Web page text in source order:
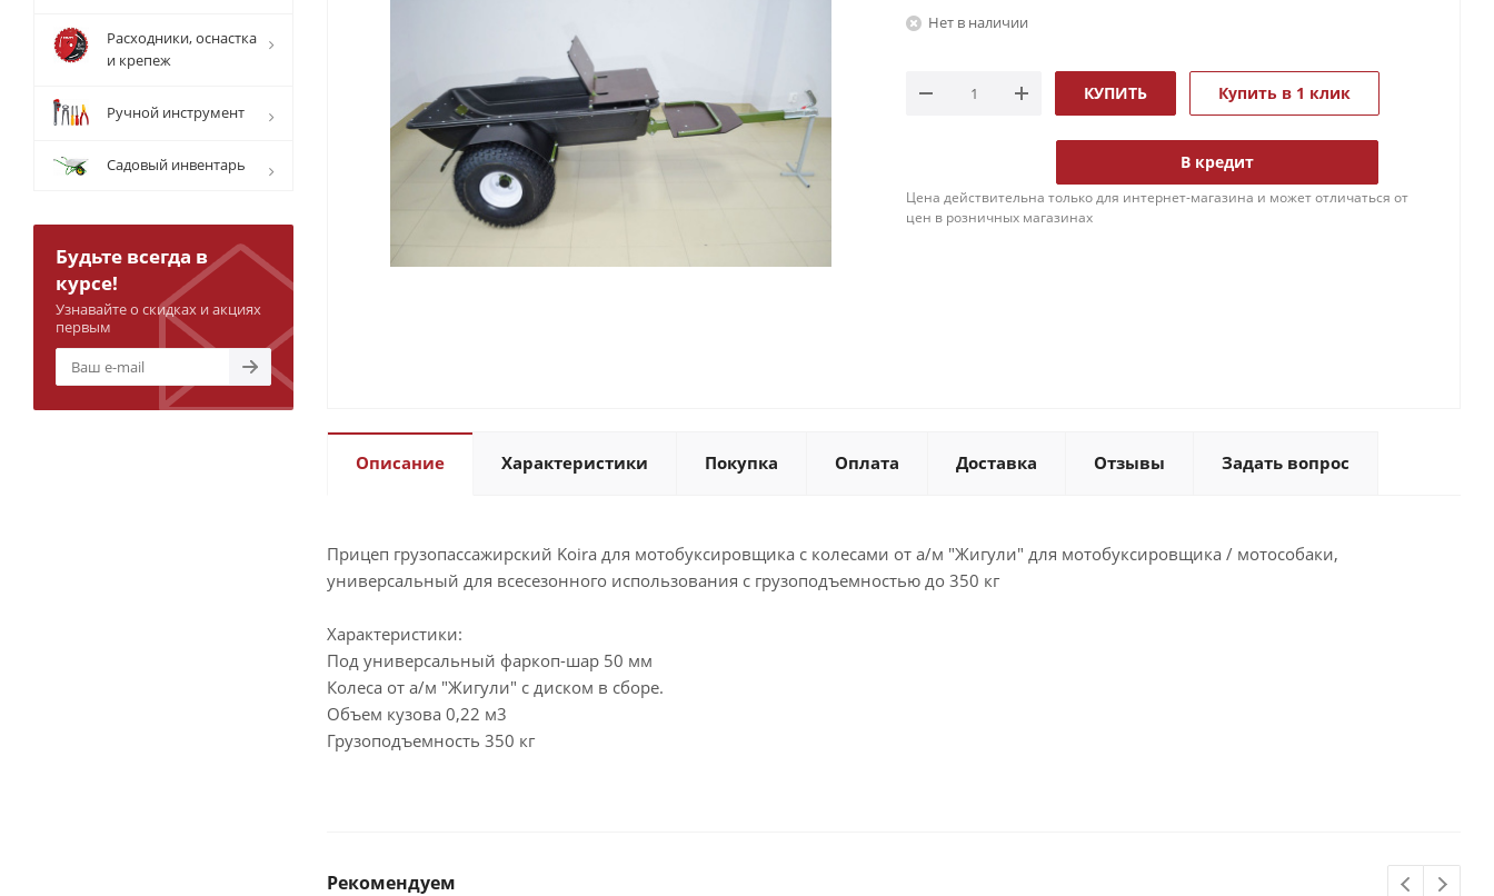
Нет в наличии
КУПИТЬ Купить в 1 клик
В кредит
Цена действительна только для интернет-магазина и может отличаться от
цен в розничных магазинах
Описание Характеристики Покупка Оплата Доставка Отзывы Задать вопрос
Прицеп грузопассажирский Koira для мотобуксировщика с колесами от а/м "Жигули" для мотобуксировщика / мотособаки,
универсальный для всесезонного использования с грузоподъемностью до 350 кг
Характеристики:
Под универсальный фаркоп-шар 50 мм
Колеса от а/м "Жигули" с диском в сборе.
Объем кузова 0,22 м3
Грузоподъемность 350 кг
Рекомендуем
Расходники, оснастка
и крепеж
Ручной инструмент
Садовый инвентарь
Будьте всегда в
курсе!
Узнавайте о скидках и акциях
первым